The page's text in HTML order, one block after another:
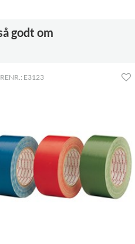
godt om
E3123